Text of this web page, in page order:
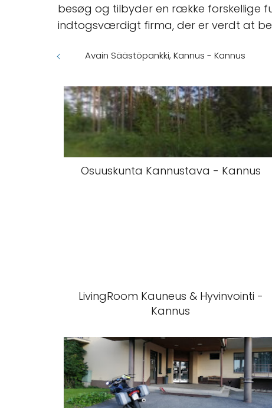
besøg og tilbyder en række forskellige
indtogsværdigt firma, der er verdt at
Avain Säästöpankki, Kannus - Kannus
Osuuskunta Kannustava - Kannus
LivingRoom Kauneus & Hyvinvointi -
Kannus